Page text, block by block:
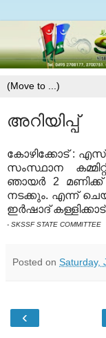
അറിയിപ്പ്
കോഴിക്കോട് :
സംസ്ഥാന
ഞായര്‍ 2 മണിക്ക്
നടക്കും. എന്ന്
ഇര്‍ഷാദ്
- SKSSF STATE COMMITTEE
Posted on Saturday,
‹